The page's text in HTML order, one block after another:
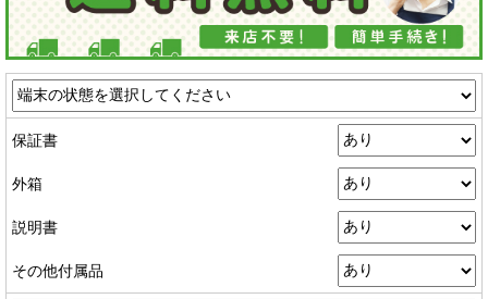
保証書
外箱
説明書
その他付属品